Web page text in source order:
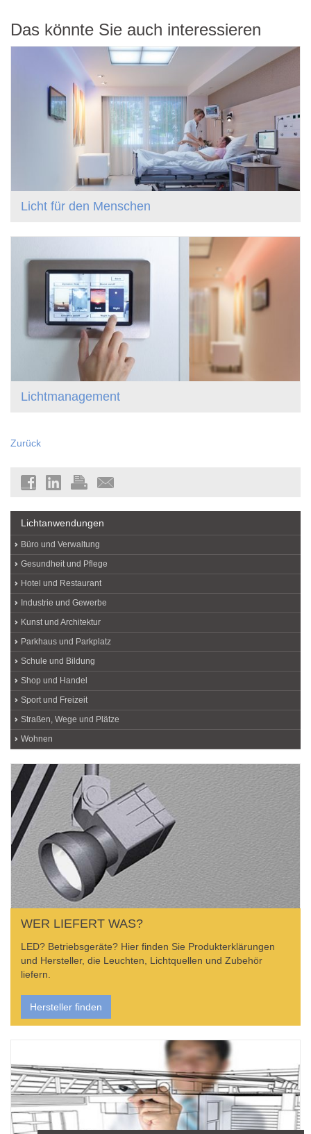
Das könnte Sie auch interessieren
Licht für den Menschen
Lichtmanagement
Zurück
Lichtanwendungen
Büro und Verwaltung
Gesundheit und Pflege
Hotel und Restaurant
Industrie und Gewerbe
Kunst und Architektur
Parkhaus und Parkplatz
Schule und Bildung
Shop und Handel
Sport und Freizeit
Straßen, Wege und Plätze
Wohnen
WER LIEFERT WAS?
LED? Betriebsgeräte? Hier finden Sie Produkterklärungen
und Hersteller, die Leuchten, Lichtquellen und Zubehör
liefern.
Hersteller finden